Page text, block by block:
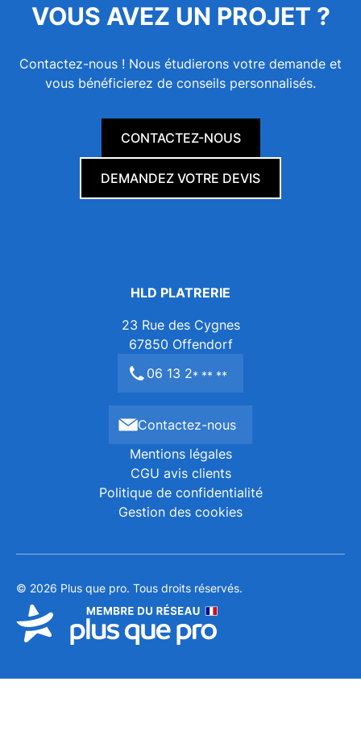
VOUS AVEZ UN PROJET ?
Contactez-nous ! Nous étudierons votre demande et
vous bénéficierez de conseils personnalisés.
CONTACTEZ-NOUS
DEMANDEZ VOTRE DEVIS
HLD PLATRERIE
23 Rue des Cygnes
67850 Offendorf
06 13 2* ** **
Contactez-nous
Mentions légales
CGU avis clients
Politique de confidentialité
Gestion des cookies
© 2026 Plus que pro. Tous droits réservés.